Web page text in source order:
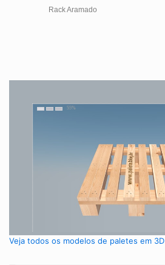
Rack Aramado
Veja todos os modelos de paletes em 3D